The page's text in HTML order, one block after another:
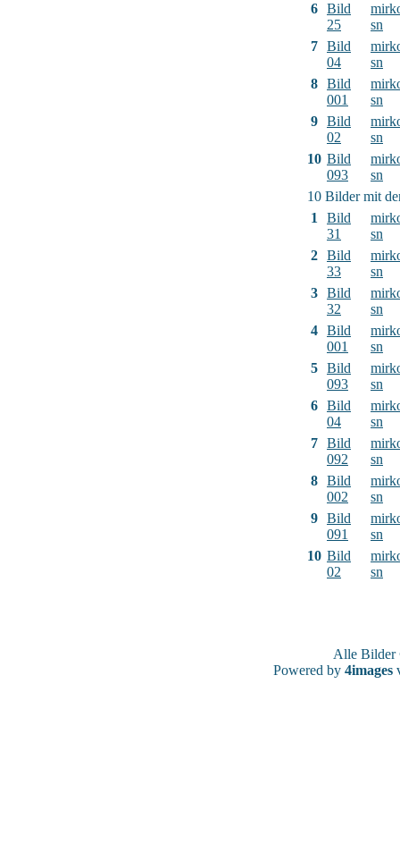
6 Bild
25
sn
7 Bild
04
sn
8 Bild
001
sn
9 Bild
02
sn
10 Bild
093
sn
10 Bilder mit
1
Bild
31
sn
2 Bild
33
sn
3 Bild
32
sn
4 Bild
001
sn
5 Bild
093
sn
6 Bild
04
sn
7 Bild
092
sn
8 Bild
002
sn
9 Bild
091
sn
10 Bild
02
sn
Alle
Powered by 4images